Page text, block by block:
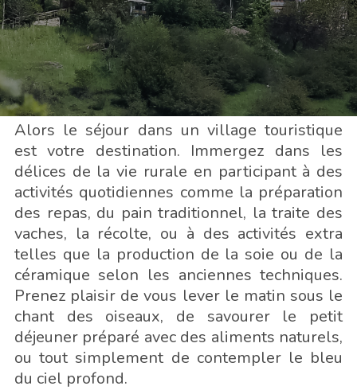
Vous voulez voir la vie rurale de l’intérieur ?
Alors le séjour dans un village touristique
est votre destination. Immergez dans les
délices de la vie rurale en participant à des
activités quotidiennes comme la préparation
des repas, du pain traditionnel, la traite des
vaches, la récolte, ou à des activités extra
telles que la production de la soie ou de la
céramique selon les anciennes techniques.
Prenez plaisir de vous lever le matin sous le
chant des oiseaux, de savourer le petit
déjeuner préparé avec des aliments naturels,
ou tout simplement de contempler le bleu
du ciel profond.